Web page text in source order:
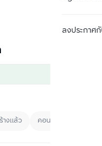
ลงประกาศกั
างแล้ว คอนโด+Specific